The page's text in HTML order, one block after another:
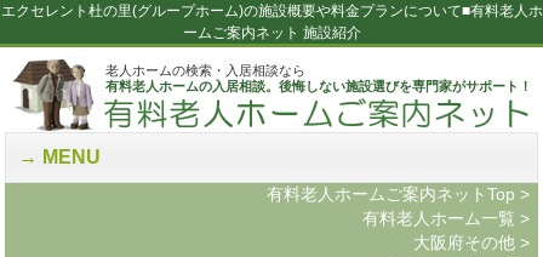
エクセレント杜の里(グループホーム)の施設概要や料金プランについて■有料老人ホ
ームご案内ネット 施設紹介
老人ホームの検索・入居相談なら
有料老人ホームの入居相談。後悔しない施設選びを専門家がサポート！
MENU
有料老人ホームご案内ネットTop >
有料老人ホーム一覧 >
大阪府その他 >